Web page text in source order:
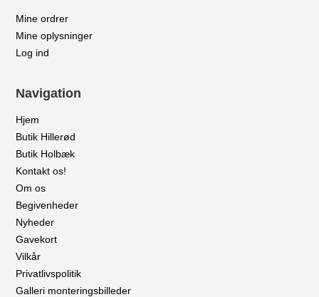
Mine ordrer
Mine oplysninger
Log ind
Navigation
Hjem
Butik Hillerød
Butik Holbæk
Kontakt os!
Om os
Begivenheder
Nyheder
Gavekort
Vilkår
Privatlivspolitik
Galleri monteringsbilleder